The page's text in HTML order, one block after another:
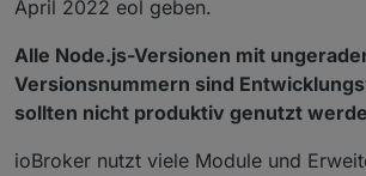
April 2022 eol geben.
Alle Node.js-Versionen mit
Versionsnummern sind
sollten nicht produktiv genutzt
ioBroker nutzt viele Module und